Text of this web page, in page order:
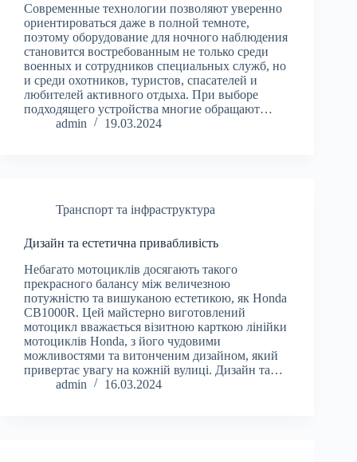
Современные технологии позволяют уверенно
ориентироваться даже в полной темноте,
поэтому оборудование для ночного наблюдения
становится востребованным не только среди
военных и сотрудников специальных служб, но
и среди охотников, туристов, спасателей и
любителей активного отдыха. При выборе
подходящего устройства многие обращают…
admin
19.03.2024
Транспорт та інфраструктура
Дизайн та естетична привабливість
Небагато мотоциклів досягають такого
прекрасного балансу між величезною
потужністю та вишуканою естетикою, як Honda
CB1000R. Цей майстерно виготовлений
мотоцикл вважається візитною карткою лінійки
мотоциклів Honda, з його чудовими
можливостями та витонченим дизайном, який
привертає увагу на кожній вулиці. Дизайн та…
admin
16.03.2024